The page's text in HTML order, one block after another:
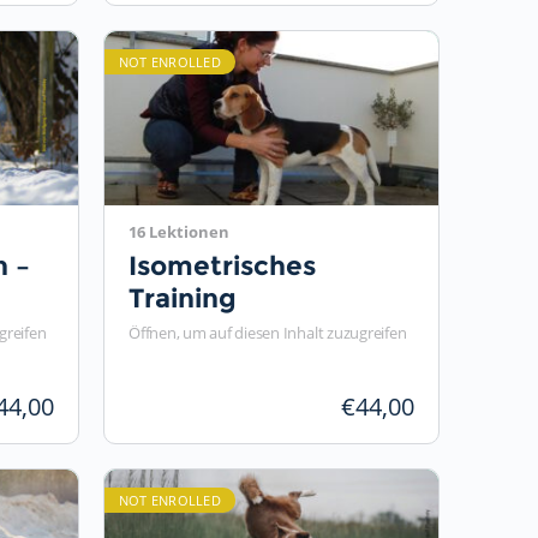
–
NOT ENROLLED
16 Lektionen
Isometrisches
Training
Öffnen, um auf diesen Inhalt zuzugreifen
€44,00
NOT ENROLLED